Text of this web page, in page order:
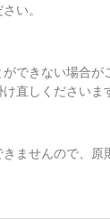
い。
できない場合が
直しくださいま
ませんので、原